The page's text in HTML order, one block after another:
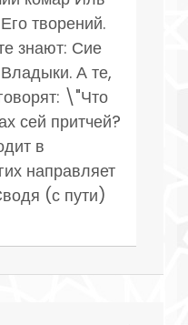
творений.
знают: Сие
А те,
\"Что
сей притчей?
в
направляет
(с пути)